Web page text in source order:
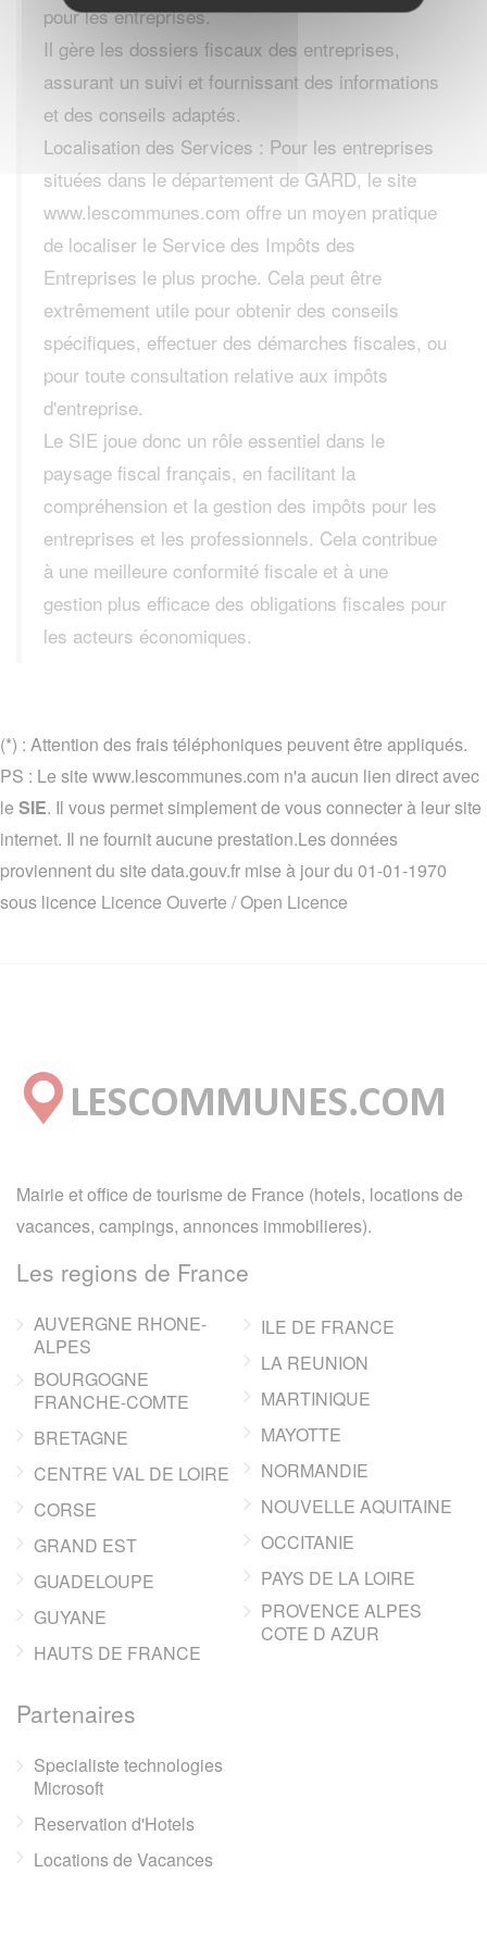
pour les entreprises.
Il gère les dossiers fiscaux des entreprises,
assurant un suivi et fournissant des informations
et des conseils adaptés.
Localisation des Services : Pour les entreprises
situées dans le département de GARD, le site
www.lescommunes.com offre un moyen pratique
de localiser le Service des Impôts des
Entreprises le plus proche. Cela peut être
extrêmement utile pour obtenir des conseils
spécifiques, effectuer des démarches fiscales, ou
pour toute consultation relative aux impôts
d'entreprise.
Le SIE joue donc un rôle essentiel dans le
paysage fiscal français, en facilitant la
compréhension et la gestion des impôts pour les
entreprises et les professionnels. Cela contribue
à une meilleure conformité fiscale et à une
gestion plus efficace des obligations fiscales pour
les acteurs économiques.
(*) : Attention des frais téléphoniques peuvent être appliqués.
PS : Le site www.lescommunes.com n'a aucun lien direct avec
le SIE. Il vous permet simplement de vous connecter à leur site
internet. Il ne fournit aucune prestation.Les données
proviennent du site data.gouv.fr mise à jour du 01-01-1970
sous licence Licence Ouverte / Open Licence
Mairie et office de tourisme de France (hotels, locations de
vacances, campings, annonces immobilieres).
Les regions de France
AUVERGNE RHONE-
ALPES
BOURGOGNE
FRANCHE-COMTE
BRETAGNE
CENTRE VAL DE LOIRE
CORSE
GRAND EST
GUADELOUPE
GUYANE
HAUTS DE FRANCE
ILE DE FRANCE
LA REUNION
MARTINIQUE
MAYOTTE
NORMANDIE
NOUVELLE AQUITAINE
OCCITANIE
PAYS DE LA LOIRE
PROVENCE ALPES
COTE D AZUR
Partenaires
Specialiste technologies
Microsoft
Reservation d'Hotels
Locations de Vacances